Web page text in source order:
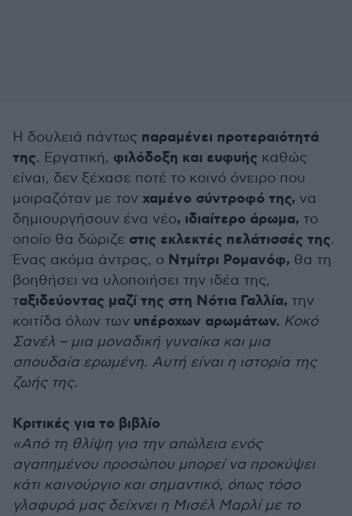
Η δουλειά πάντως παραμένει προτεραιότητά
της. Εργατική, φιλόδοξη και ευφυής καθώς
είναι, δεν ξέχασε ποτέ το κοινό όνειρο που
μοιραζόταν με τον χαμένο σύντροφό της, να
δημιουργήσουν ένα νέο, ιδιαίτερο άρωμα, το
οποίο θα δώριζε στις εκλεκτές πελάτισσές της.
Ένας ακόμα άντρας, ο Ντμίτρι Ρομανόφ, θα τη
βοηθήσει να υλοποιήσει την ιδέα της,
ταξιδεύοντας μαζί της στη Νότια Γαλλία, την
κοιτίδα όλων των υπέροχων αρωμάτων. Κοκό
Σανέλ – μια μοναδική γυναίκα και μια
σπουδαία ερωμένη. Αυτή είναι η ιστορία της
ζωής της.
Κριτικές για το βιβλίο
«Από τη θλίψη για την απώλεια ενός
αγαπημένου προσώπου μπορεί να προκύψει
κάτι καινούργιο και σημαντικό, όπως τόσο
γλαφυρά μας δείχνει η Μισέλ Μαρλί με το